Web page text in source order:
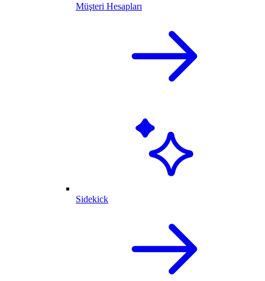
Müşteri Hesapları
Sidekick